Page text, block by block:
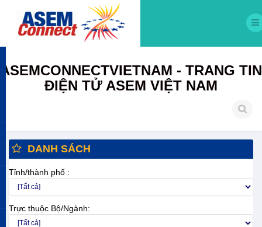
ASEMCONNECTVIETNAM - TRANG TIN
ĐIỆN TỬ ASEM VIỆT NAM
DANH SÁCH
Tỉnh/thành phố :
Trực thuộc Bộ/Ngành: